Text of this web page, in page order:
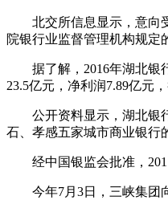
北交所信息显示，意向受
院银行业监督管理机构规定
据了解，2016年湖北银行
23.5亿元，净利润7.89亿元
公开资料显示，湖北银行
石、孝感五家城市商业银行
经中国银监会批准，2011
今年7月3日，三峡集团向